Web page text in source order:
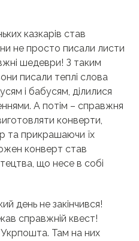
казкарів став
не просто писали листи
шедеври! З таким
писали теплі слова
і бабусям, ділилися
А потім – справжня
конверти,
та прикрашаючи їх
конверт став
що несе в собі
день не закінчився!
справжній квест!
Там на них